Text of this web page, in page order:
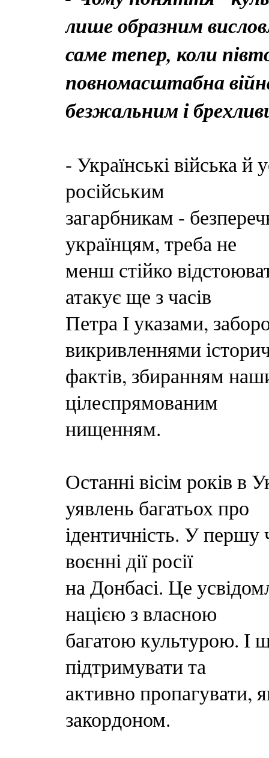
лише образним
саме тепер, коли
повномасштабна
безжальним і
- Українські війська й
російським
загарбникам -
українцям, треба не
менш стійко
атакує ще з часів
Петра І указами,
викривленнями
фактів, збиранням
цілеспрямованим
нищенням.
Останні вісім років в
уявлень багатьох про
ідентичність. У першу
воєнні дії росії
на Донбасі. Це
нацією з власною
багатою культурою. І
підтримувати та
активно пропагувати,
закордоном.